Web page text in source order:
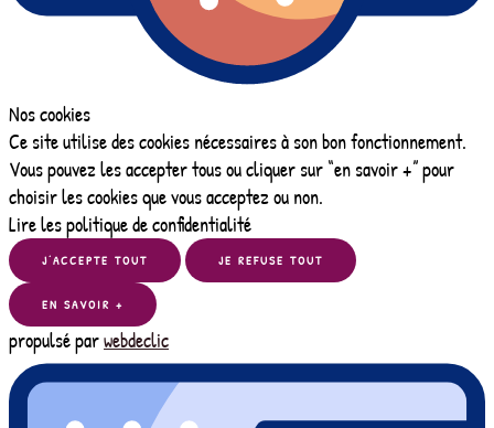
Nos cookies
Ce site utilise des cookies nécessaires à son bon fonctionnement.
Vous pouvez les accepter tous ou cliquer sur “en savoir +” pour
choisir les cookies que vous acceptez ou non.
Lire les politique de confidentialité
J’ACCEPTE TOUT JE REFUSE TOUT
EN SAVOIR +
propulsé parwebdeclic